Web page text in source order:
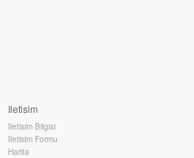
Iletisim
Iletisim Bilgisi
Iletisim Formu
Harita